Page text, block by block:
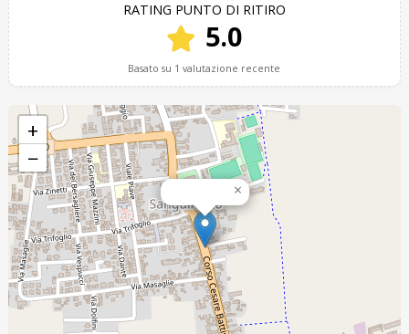
RATING PUNTO DI RITIRO
5.0
Basato su 1 valutazione recente
×
+
−